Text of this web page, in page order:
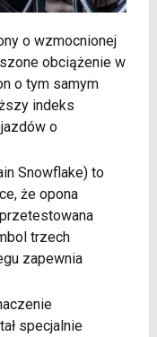
o wzmocnionej
obciążenie w
o tym samym
indeks
o
Snowflake) to
że opona
trzech
zapewnia
specjalnie